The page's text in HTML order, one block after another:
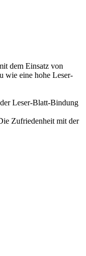
dem Einsatz von
wie eine hohe Leser-
Leser-Blatt-Bindung
Zufriedenheit mit der